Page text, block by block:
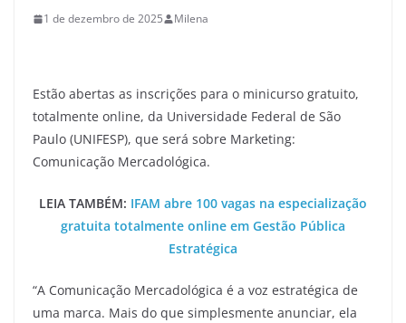
1 de dezembro de 2025 Milena
Estão abertas as inscrições para o minicurso gratuito,
totalmente online, da Universidade Federal de São
Paulo (UNIFESP), que será sobre Marketing:
Comunicação Mercadológica.
LEIA TAMBÉM: IFAM abre 100 vagas na especialização
gratuita totalmente online em Gestão Pública
Estratégica
“A Comunicação Mercadológica é a voz estratégica de
uma marca. Mais do que simplesmente anunciar, ela